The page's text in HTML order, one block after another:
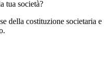
tua società?
della costituzione societaria e